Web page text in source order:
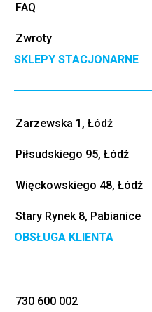
FAQ
Zwroty
SKLEPY STACJONARNE
Zarzewska 1, Łódź
Piłsudskiego 95, Łódź
Więckowskiego 48, Łódź
Stary Rynek 8, Pabianice
OBSŁUGA KLIENTA
730 600 002